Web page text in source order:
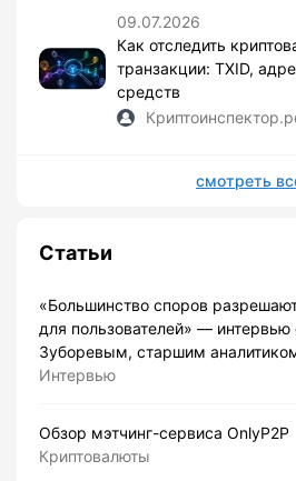
09.07.2026
Как отследить
транзакции: TXID,
средств
смотреть
Статьи
«Большинство споров
для пользователей» — интервью
Зуборевым, старшим
Интервью
Обзор мэтчинг-сервиса OnlyP2P
Криптовалюты